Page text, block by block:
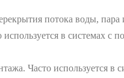
потока воды,
используется в
Часто используется